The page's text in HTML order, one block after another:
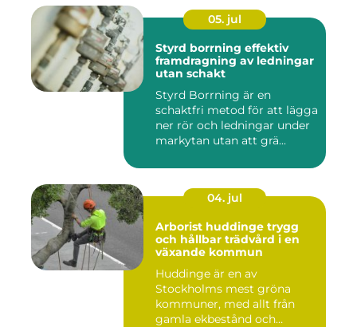
05. jul
Styrd borrning effektiv
framdragning av ledningar
utan schakt
Styrd Borrning är en
schaktfri metod för att lägga
ner rör och ledningar under
markytan utan att grä...
04. jul
Arborist huddinge trygg
och hållbar trädvård i en
växande kommun
Huddinge är en av
Stockholms mest gröna
kommuner, med allt från
gamla ekbestånd och